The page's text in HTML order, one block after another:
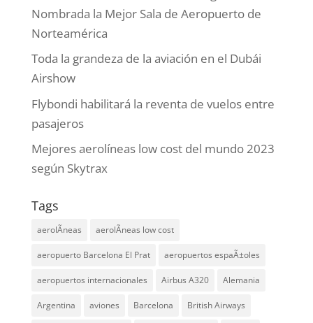
Nombrada la Mejor Sala de Aeropuerto de
Norteamérica
Toda la grandeza de la aviación en el Dubái
Airshow
Flybondi habilitará la reventa de vuelos entre
pasajeros
Mejores aerolíneas low cost del mundo 2023
según Skytrax
Tags
aerolÃ­neas aerolÃ­neas low cost
aeropuerto Barcelona El Prat aeropuertos espaÃ±oles
aeropuertos internacionales Airbus A320 Alemania
Argentina aviones Barcelona British Airways